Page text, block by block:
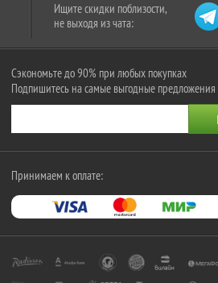
Ищите скидки поблизости,
не выходя из чата:
Сэкономьте до 90% при любых покупках
Подпишитесь на самые выгодные предложения
Принимаем к оплате: